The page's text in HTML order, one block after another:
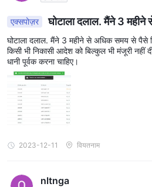
एक्सपोज़र
घोटाला दलाल. मैंने 3
हैं और मैं नहीं निकाल पा रहा हूँ
घोटाला दलाल. मैंने 3 महीने से अधिक समय से पैसे
किसी भी निकासी आदेश को बिल्कुल भी मंजूरी नहीं
धानी पूर्वक करना चाहिए।
2023-12-11 वियतनाम
nltnga